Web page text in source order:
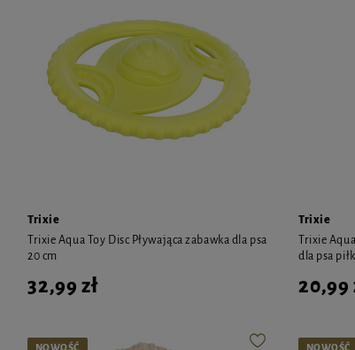
Trixie
Trixie Aqua Toy Disc Pływająca zabawka dla psa
20 cm
32,99 zł
Trixie
Trixie
dla psa
20,99
NOWOŚĆ NOWOŚĆ